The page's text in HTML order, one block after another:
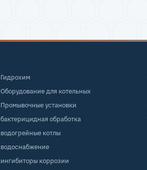
Гидрохим
Оборудование для котельных
Промывочные установки
бактерицидная обработка
водогрейные котлы
водоснабжение
ингибиторы коррозии